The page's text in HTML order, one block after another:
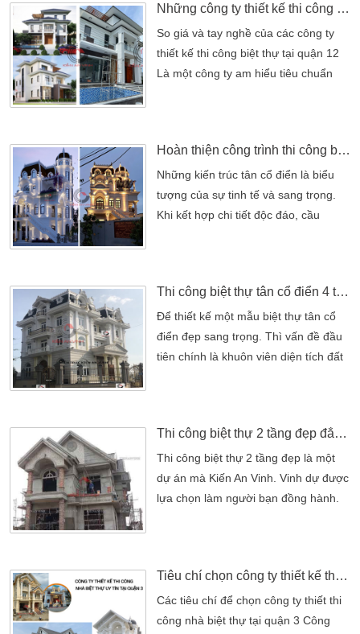
Gò Vấp được Kiến An Vinh thiết kế
cũng như thi công theo tiêu chuẩn
xây dựng. Kiến An Vinh chúng tôi luôn
đảm bảo các yếu tố […]
Những công ty thiết kế thi công biệt thự tại quận 12 uy tín nhất
So giá và tay nghề của các công ty
thiết kế thi công biệt thự tại quận 12
Là một công ty am hiểu tiêu chuẩn
Vinh – công ty thiết kế thi công biệt
thự tại quận 12 uy tín. Tất cả các
công trình luôn được đầu tư chặt […]
Hoàn thiện công trình thi công biệt thự 4 tầng tân cổ điển độc đáo
Những kiến trúc tân cổ điển là biểu
tượng của sự tinh tế và sang trọng.
Khi kết hợp chi tiết độc đáo, cầu
công biệt thự 4 tầng tân cổ điển này
mang lại một sức hút đáng kể. Hãy
cùng khám phá chi tiết về kiến trúc,
thiết kế […]
Thi công biệt thự tân cổ điển 4 tầng đẹp
Để thiết kế một mẫu biệt thự tân cổ
điển đẹp sang trọng. Thì vấn đề đầu
tiên chính là khuôn viên diện tích đất
biệt thự đẹp cũng chính là sự đánh
giá cao của đội ngũ kiến trúc sư Kiến
An Vinh. Bởi khi kiến trúc đã dựng lên
[…]
Thi công biệt thự 2 tầng đẹp đẳng cấp
Thi công biệt thự 2 tầng đẹp là một
dự án mà Kiến An Vinh. Vinh dự được
lựa chọn làm người bạn đồng hành.
gian thi công cần mẫn. Nhiệt tình của
đội thi công Kiến An Vinh. Dưới đây là
những hình ảnh mà đội thi công Kiến
Tiêu chí chọn công ty thiết kế thi công nhà biệt thự tại quận 3
Các tiêu chí để chọn công ty thiết thi
công nhà biệt thự tại quận 3 Công